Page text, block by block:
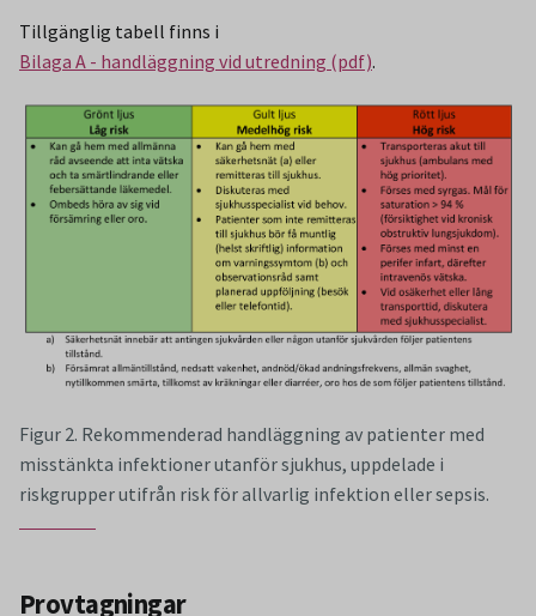
Tillgänglig tabell finns i
Bilaga A - handläggning vid utredning (pdf).
Figur 2. Rekommenderad handläggning av patienter med
misstänkta infektioner utanför sjukhus, uppdelade i
riskgrupper utifrån risk för allvarlig infektion eller sepsis.
Provtagningar